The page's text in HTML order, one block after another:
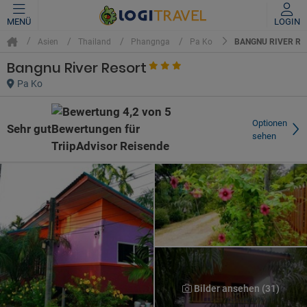
MENÜ LOGIN
Asien Thailand Phangnga Pa Ko BANGNU RIVER
Bangnu River Resort
Pa Ko
Sehr gut
Optionen
sehen
Bilder ansehen (31)